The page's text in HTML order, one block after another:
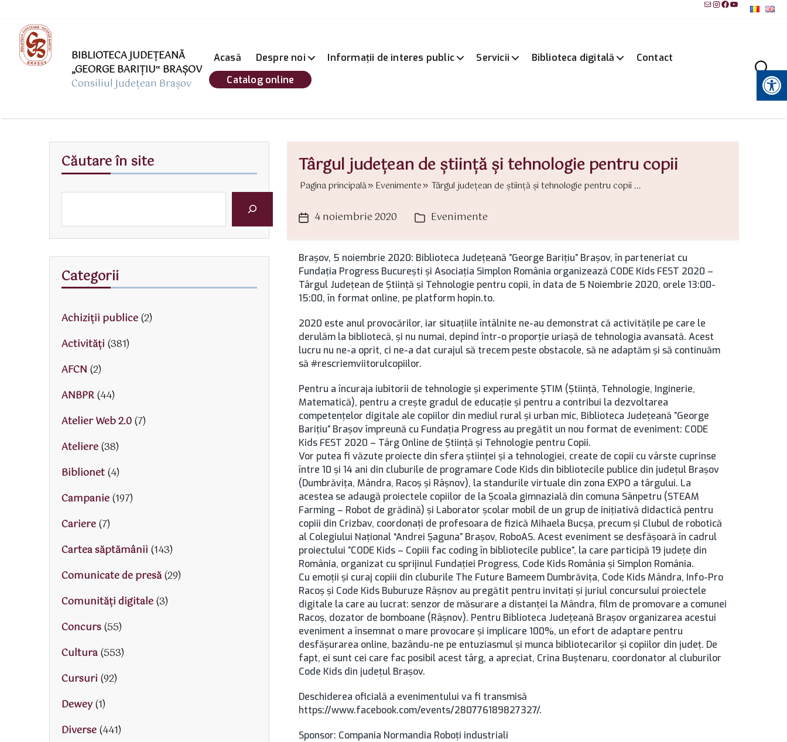
MailInstagram
Facebook
YouTube
BIBLIOTECA JUDEȚEANĂ
„GEORGE BARIŢIU‟ BRAŞOV
Consiliul Județean Brașov
Acasă Despre noi Informații de interes public Servicii Biblioteca digitală
Contact
Catalog online
Instrumente pentru accesibilitate
Târgul județean de știință și tehnologie pentru copii
Pagina principală Evenimente Târgul județean de știință și tehnologie pentru copii ...
Dată4 noiembrie 2020 Categorii
Evenimente
Brașov, 5 noiembrie 2020: Biblioteca Județeană ”George Barițiu” Brașov, în parteneriat cu
Fundația Progress București și Asociația Simplon România organizează CODE Kids FEST 2020 –
Târgul Județean de Știință și Tehnologie pentru copii, în data de 5 Noiembrie 2020, orele 13:00-
15:00, în format online, pe platform hopin.to.
2020 este anul provocărilor, iar situațiile întâlnite ne-au demonstrat că activitățile pe care le
derulăm la bibliotecă, și nu numai, depind într-o proporție uriașă de tehnologia avansată. Acest
lucru nu ne-a oprit, ci ne-a dat curajul să trecem peste obstacole, să ne adaptăm și să continuăm
să #rescriemviitorulcopiilor.
Pentru a încuraja iubitorii de tehnologie și experimente ȘTIM (Știință, Tehnologie, Inginerie,
Matematică), pentru a crește gradul de educație și pentru a contribui la dezvoltarea
competențelor digitale ale copiilor din mediul rural și urban mic, Biblioteca Județeană ”George
Barițiu” Brașov împreună cu Fundația Progress au pregătit un nou format de eveniment: CODE
Kids FEST 2020 – Târg Online de Știință și Tehnologie pentru Copii.
Vor putea fi văzute proiecte din sfera științei și a tehnologiei, create de copii cu vârste cuprinse
între 10 și 14 ani din cluburile de programare Code Kids din bibliotecile publice din județul Brașov
(Dumbrăvița, Mândra, Racoș și Râșnov), la standurile virtuale din zona EXPO a târgului. La
acestea se adaugă proiectele copiilor de la Școala gimnazială din comuna Sânpetru (STEAM
Farming – Robot de grădină) și Laborator școlar mobil de un grup de inițiativă didactică pentru
copiii din Crizbav, coordonați de profesoara de fizică Mihaela Bucșa, precum și Clubul de robotică
al Colegiului Național “Andrei Șaguna” Brașov, RoboAS. Acest eveniment se desfășoară în cadrul
proiectului ”CODE Kids – Copiii fac coding în bibliotecile publice”, la care participă 19 județe din
România, organizat cu sprijinul Fundației Progress, Code Kids România şi Simplon România.
Cu emoții și curaj copiii din cluburile The Future Bameem Dumbrăvița, Code Kids Mândra, Info-Pro
Racoș și Code Kids Buburuze Râșnov au pregătit pentru invitați și juriul concursului proiectele
digitale la care au lucrat: senzor de măsurare a distanței la Mândra, film de promovare a comunei
Racoș, dozator de bomboane (Râșnov). Pentru Biblioteca Județeană Brașov organizarea acestui
eveniment a însemnat o mare provocare și implicare 100%, un efort de adaptare pentru
desfășurarea online, bazându-ne pe entuziasmul și munca bibliotecarilor și copiilor din județ. De
fapt, ei sunt cei care fac posibil acest târg, a apreciat, Crina Buștenaru, coordonator al cluburilor
Code Kids din județul Brașov.
Deschiderea oficială a evenimentului va fi transmisă
https://www.facebook.com/events/280776189827327/.
Sponsor: Compania Normandia Roboți industriali
Căutare în site
Categorii
Achiziții publice(2)
Activităţi (381)
AFCN (2)
ANBPR(44)
Atelier Web 2.0(7)
Ateliere(38)
Biblionet(4)
Campanie(197)
Cariere(7)
Cartea săptămânii (143)
Comunicate de presă(29)
Comunități digitale(3)
Concurs(55)
Cultura(553)
Cursuri (92)
Dewey(1)
Diverse(441)